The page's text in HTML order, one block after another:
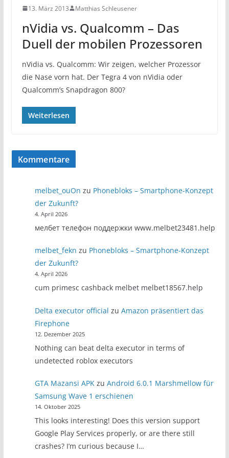
13. März 2013 Matthias Schleusener
nVidia vs. Qualcomm – Das
Duell der mobilen Prozessoren
nVidia vs. Qualcomm: Wir zeigen, welcher Prozessor
die Nase vorn hat. Der Tegra 4 von nVidia oder
Qualcomm’s Snapdragon 800?
Weiterlesen
Kommentare
melbet_ouOn zu Phonebloks – Smartphone-Konzept
der Zukunft?
4. April 2026
мелбет телефон поддержки www.melbet23481.help
melbet_fekn zu Phonebloks – Smartphone-Konzept
der Zukunft?
4. April 2026
cum primesc cashback melbet melbet18567.help
Delta executor official zuAmazon präsentiert das
Firephone
12. Dezember 2025
Nothing can beat delta executor in terms of
undetected roblox executors
GTA Mazansi APK zuAndroid 6.0.1 Marshmellow für
Samsung Wave 1 erschienen
14. Oktober 2025
This looks interesting! Does this version support
Google Play Services properly, or are there still
crashes? I’m curious because I…